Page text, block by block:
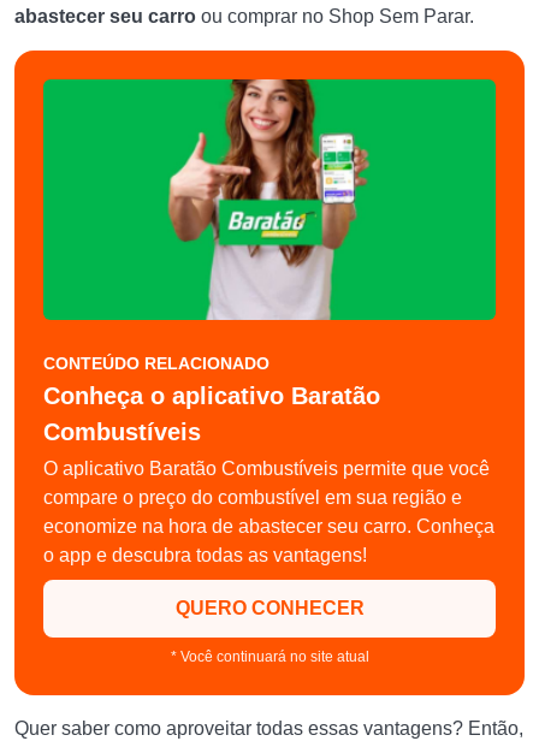
abastecer seu carro ou comprar no Shop Sem Parar.
CONTEÚDO RELACIONADO
Conheça o aplicativo Baratão
Combustíveis
O aplicativo Baratão Combustíveis permite que você
compare o preço do combustível em sua região e
economize na hora de abastecer seu carro. Conheça
o app e descubra todas as vantagens!
QUERO CONHECER
* Você continuará no site atual
Quer saber como aproveitar todas essas vantagens? Então,